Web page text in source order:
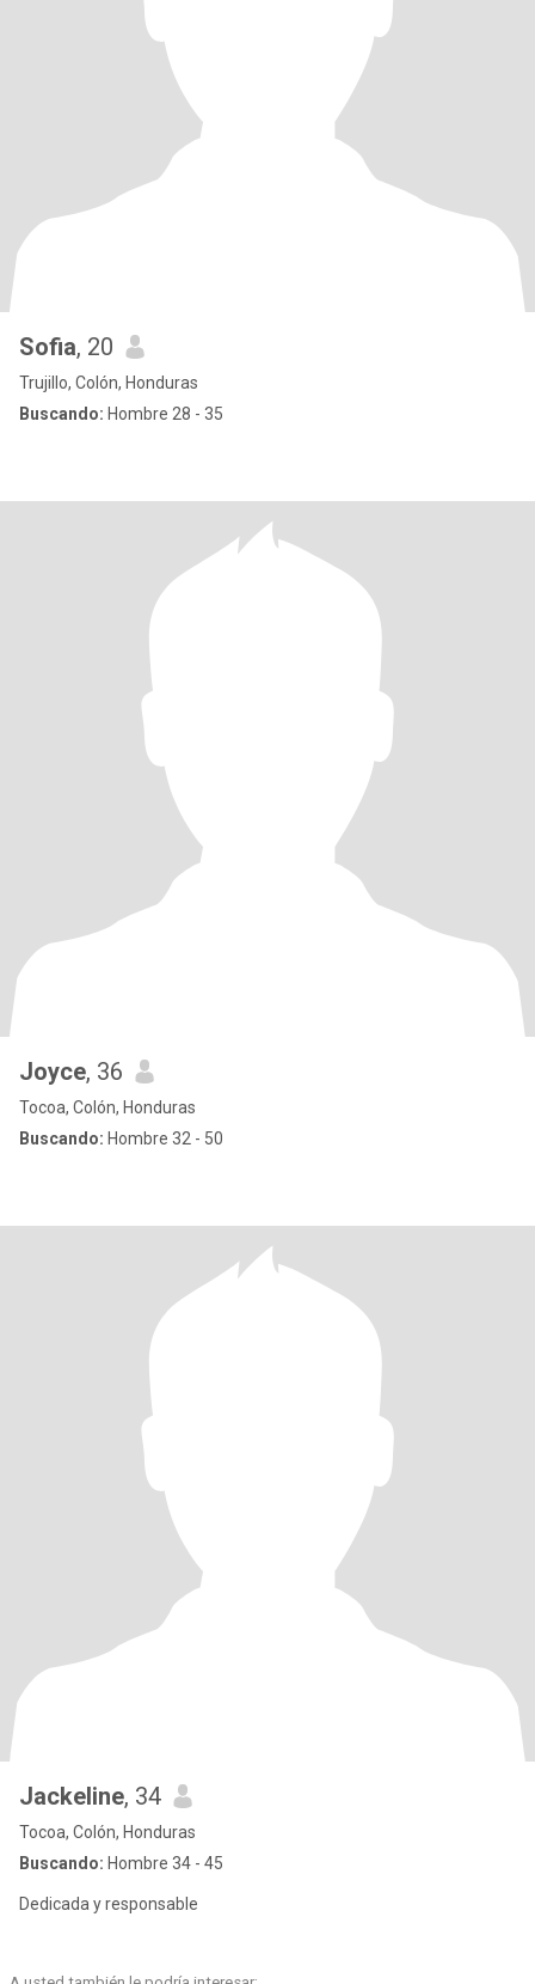
Sofia, 20
Trujillo, Colón, Honduras
Buscando: Hombre 28 - 35
Joyce, 36
Tocoa, Colón, Honduras
Buscando: Hombre 32 - 50
Jackeline, 34
Tocoa, Colón, Honduras
Buscando: Hombre 34 - 45
Dedicada y responsable